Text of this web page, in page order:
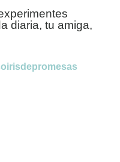
diaria, tu amiga,